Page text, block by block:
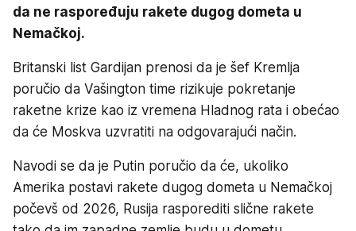
da ne raspoređuju rakete dugog dometa u
Nemačkoj.
Britanski list Gardijan prenosi da je šef Kremlja
poručio da Vašington time rizikuje pokretanje
raketne krize kao iz vremena Hladnog rata i obećao
da će Moskva uzvratiti na odgovarajući način.
Navodi se da je Putin poručio da će, ukoliko
Amerika postavi rakete dugog dometa u Nemačkoj
počevš od 2026, Rusija rasporediti slične rakete